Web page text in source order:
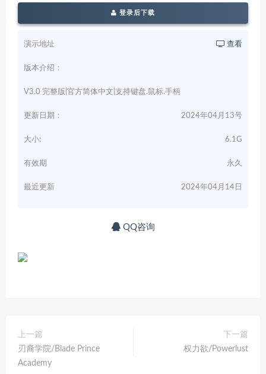
登录后下载
演示地址 查看
版本介绍：
V3.0 完整版|官方简体中文|支持键盘.鼠标.手柄
更新日期： 2024年04月13号
大小: 6.1G
有效期 永久
最近更新 2024年04月14日
QQ咨询
上一篇
刃裔学院/Blade Prince
Academy
下一篇
权力欲/Powerlust